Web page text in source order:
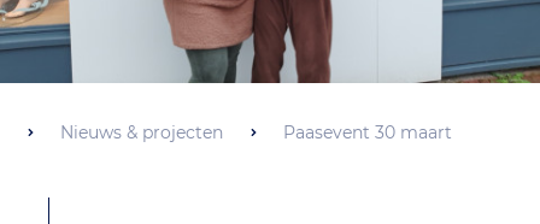
Nieuws & projecten Paasevent 30 maart